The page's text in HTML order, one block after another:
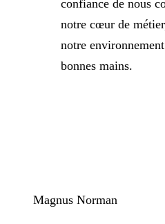
confiance de nous
notre cœur de
notre
bonnes mains.
Magnus Norman